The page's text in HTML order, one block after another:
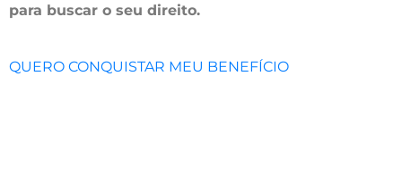
para buscar o seu direito.
QUERO CONQUISTAR MEU BENEFÍCIO